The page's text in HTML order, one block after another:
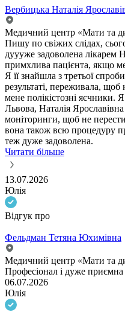
Вербицька Наталія
Медичний центр «Мати та
Пишу по свіжих слідах,
дуууже задоволена
примхлива пацієнта, якщо
Я її знайшла з третьої
результаті, переживала,
мене полікістозні яєчники.
Львова, Наталія
моніторинги, щоб не
вона також всю процедуру
теж дуже задоволена.
Читати більше
13.07.2026
Юлія
Відгук про
Фельдман Тетяна Юхимівна
Медичний центр «Мати та
Професіонал і дуже
06.07.2026
Юлія